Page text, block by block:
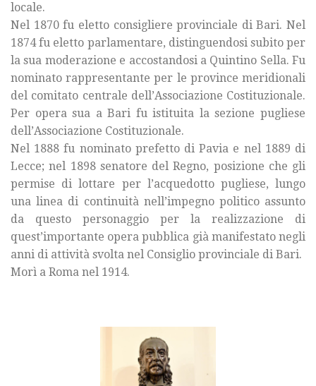
locale.
Nel 1870 fu eletto consigliere provinciale di Bari. Nel
1874 fu eletto parlamentare, distinguendosi subito per
la sua moderazione e accostandosi a Quintino Sella. Fu
nominato rappresentante per le province meridionali
del comitato centrale dell’Associazione Costituzionale.
Per opera sua a Bari fu istituita la sezione pugliese
dell’Associazione Costituzionale.
Nel 1888 fu nominato prefetto di Pavia e nel 1889 di
Lecce; nel 1898 senatore del Regno, posizione che gli
permise di lottare per l’acquedotto pugliese, lungo
una linea di continuità nell’impegno politico assunto
da questo personaggio per la realizzazione di
quest’importante opera pubblica già manifestato negli
anni di attività svolta nel Consiglio provinciale di Bari.
Morì a Roma nel 1914.